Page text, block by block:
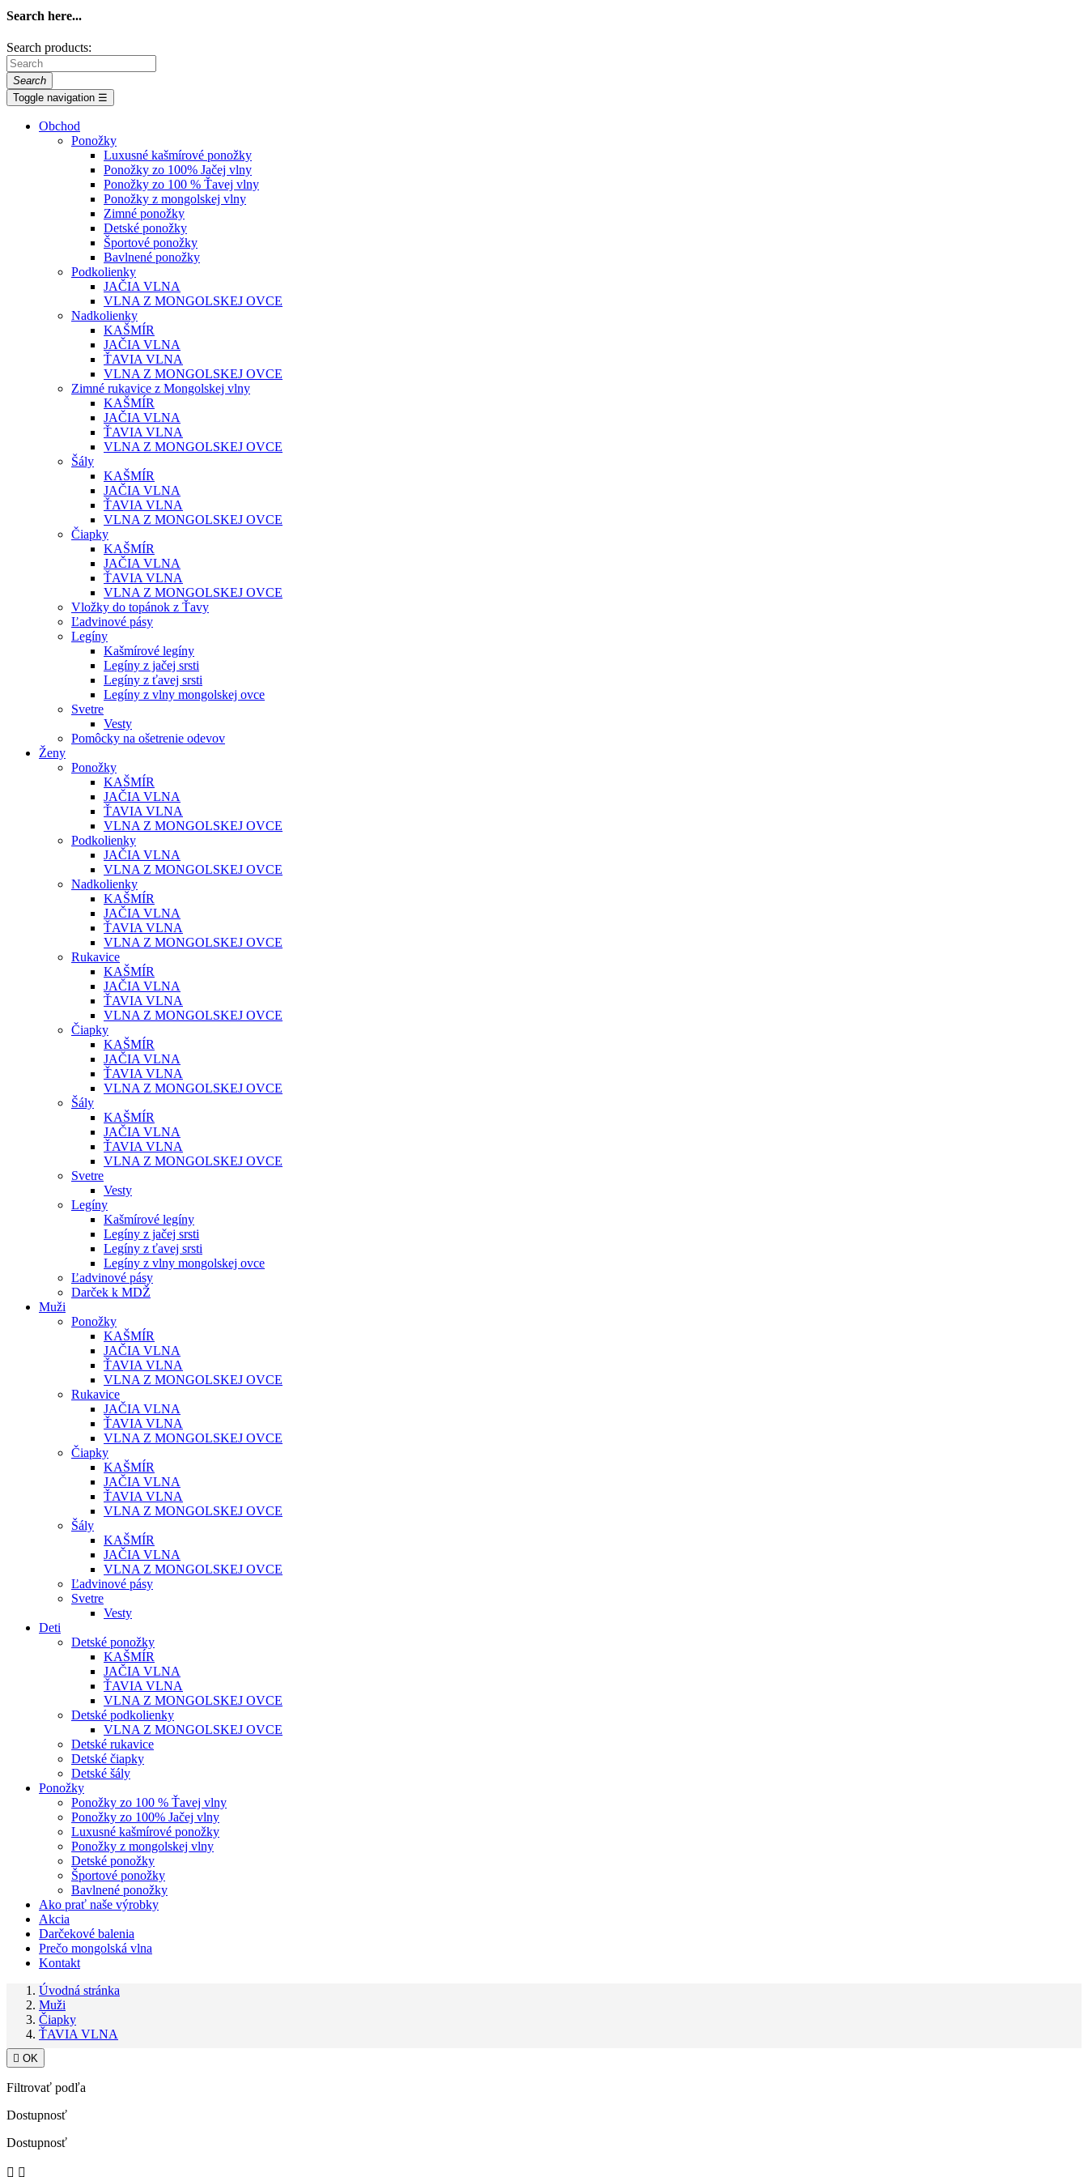
Search here...
Search products:
Search
Toggle navigation ☰
Obchod
Ponožky
Luxusné kašmírové ponožky
Ponožky zo 100% Jačej vlny
Ponožky zo 100 % Ťavej vlny
Ponožky z mongolskej vlny
Zimné ponožky
Detské ponožky
Športové ponožky
Bavlnené ponožky
Podkolienky
JAČIA VLNA
VLNA Z MONGOLSKEJ OVCE
Nadkolienky
KAŠMÍR
JAČIA VLNA
ŤAVIA VLNA
VLNA Z MONGOLSKEJ OVCE
Zimné rukavice z Mongolskej vlny
KAŠMÍR
JAČIA VLNA
ŤAVIA VLNA
VLNA Z MONGOLSKEJ OVCE
Šály
KAŠMÍR
JAČIA VLNA
ŤAVIA VLNA
VLNA Z MONGOLSKEJ OVCE
Čiapky
KAŠMÍR
JAČIA VLNA
ŤAVIA VLNA
VLNA Z MONGOLSKEJ OVCE
Vložky do topánok z Ťavy
Ľadvinové pásy
Legíny
Kašmírové legíny
Legíny z jačej srsti
Legíny z ťavej srsti
Legíny z vlny mongolskej ovce
Svetre
Vesty
Pomôcky na ošetrenie odevov
Ženy
Ponožky
KAŠMÍR
JAČIA VLNA
ŤAVIA VLNA
VLNA Z MONGOLSKEJ OVCE
Podkolienky
JAČIA VLNA
VLNA Z MONGOLSKEJ OVCE
Nadkolienky
KAŠMÍR
JAČIA VLNA
ŤAVIA VLNA
VLNA Z MONGOLSKEJ OVCE
Rukavice
KAŠMÍR
JAČIA VLNA
ŤAVIA VLNA
VLNA Z MONGOLSKEJ OVCE
Čiapky
KAŠMÍR
JAČIA VLNA
ŤAVIA VLNA
VLNA Z MONGOLSKEJ OVCE
Šály
KAŠMÍR
JAČIA VLNA
ŤAVIA VLNA
VLNA Z MONGOLSKEJ OVCE
Svetre
Vesty
Legíny
Kašmírové legíny
Legíny z jačej srsti
Legíny z ťavej srsti
Legíny z vlny mongolskej ovce
Ľadvinové pásy
Darček k MDŽ
Muži
Ponožky
KAŠMÍR
JAČIA VLNA
ŤAVIA VLNA
VLNA Z MONGOLSKEJ OVCE
Rukavice
JAČIA VLNA
ŤAVIA VLNA
VLNA Z MONGOLSKEJ OVCE
Čiapky
KAŠMÍR
JAČIA VLNA
ŤAVIA VLNA
VLNA Z MONGOLSKEJ OVCE
Šály
KAŠMÍR
JAČIA VLNA
VLNA Z MONGOLSKEJ OVCE
Ľadvinové pásy
Svetre
Vesty
Deti
Detské ponožky
KAŠMÍR
JAČIA VLNA
ŤAVIA VLNA
VLNA Z MONGOLSKEJ OVCE
Detské podkolienky
VLNA Z MONGOLSKEJ OVCE
Detské rukavice
Detské čiapky
Detské šály
Ponožky
Ponožky zo 100 % Ťavej vlny
Ponožky zo 100% Jačej vlny
Luxusné kašmírové ponožky
Ponožky z mongolskej vlny
Detské ponožky
Športové ponožky
Bavlnené ponožky
Ako prať naše výrobky
Akcia
Darčekové balenia
Prečo mongolská vlna
Kontakt
Úvodná stránka
Muži
Čiapky
ŤAVIA VLNA
 OK
Filtrovať podľa
Dostupnosť
Dostupnosť
 